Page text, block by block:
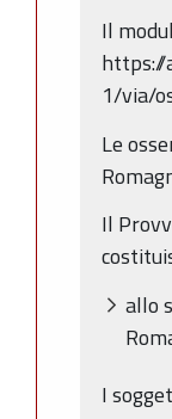
Il
1/via/
Le
Il
allo
I